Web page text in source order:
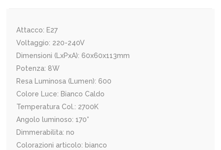
Attacco: E27
Voltaggio: 220-240V
Dimensioni (LxPxA): 60x60x113mm
Potenza: 8W
Resa Luminosa (Lumen): 600
Colore Luce: Bianco Caldo
Temperatura Col.: 2700K
Angolo luminoso: 170°
Dimmerabilita: no
Colorazioni articolo: bianco